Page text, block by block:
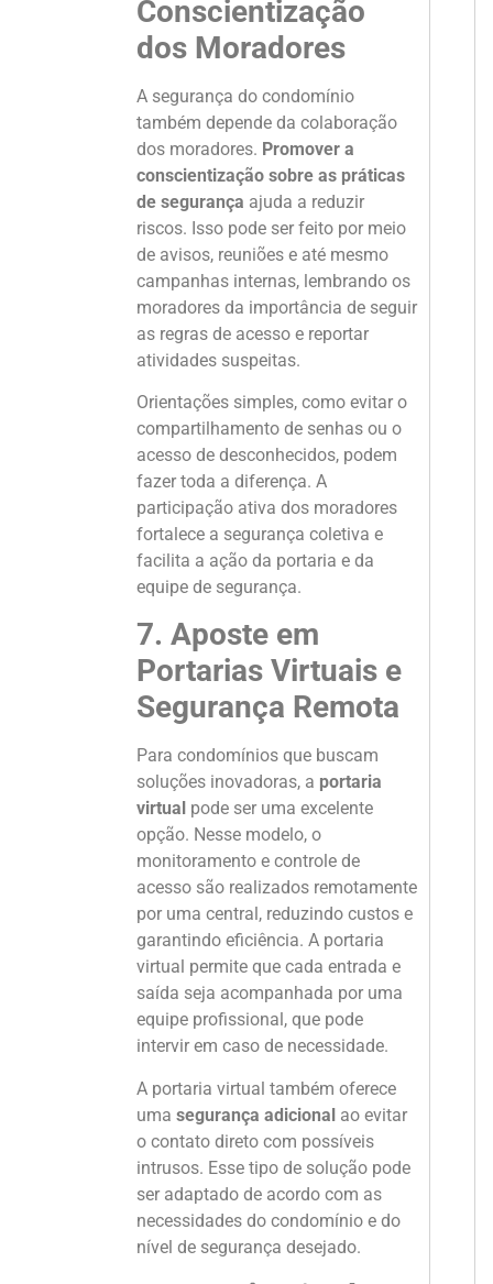
Conscientização
dos Moradores
A segurança do condomínio
também depende da colaboração
dos moradores. Promover a
conscientização sobre as práticas
de segurança ajuda a reduzir
riscos. Isso pode ser feito por meio
de avisos, reuniões e até mesmo
campanhas internas, lembrando os
moradores da importância de seguir
as regras de acesso e reportar
atividades suspeitas.
Orientações simples, como evitar o
compartilhamento de senhas ou o
acesso de desconhecidos, podem
fazer toda a diferença. A
participação ativa dos moradores
fortalece a segurança coletiva e
facilita a ação da portaria e da
equipe de segurança.
7. Aposte em
Portarias Virtuais e
Segurança Remota
Para condomínios que buscam
soluções inovadoras, a portaria
virtual pode ser uma excelente
opção. Nesse modelo, o
monitoramento e controle de
acesso são realizados remotamente
por uma central, reduzindo custos e
garantindo eficiência. A portaria
virtual permite que cada entrada e
saída seja acompanhada por uma
equipe profissional, que pode
intervir em caso de necessidade.
A portaria virtual também oferece
uma segurança adicionalao evitar
o contato direto com possíveis
intrusos. Esse tipo de solução pode
ser adaptado de acordo com as
necessidades do condomínio e do
nível de segurança desejado.